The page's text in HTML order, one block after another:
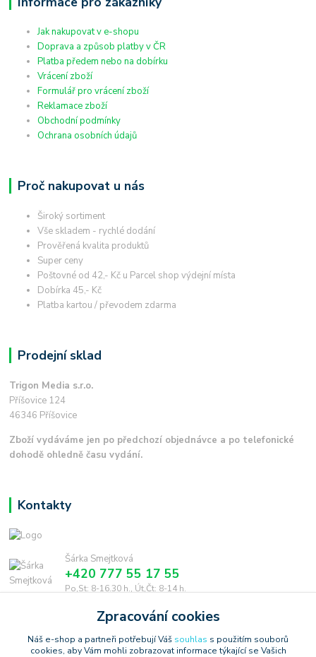
Jak nakupovat v e-shopu
Doprava a způsob platby v ČR
Platba předem nebo na dobírku
Vrácení zboží
Formulář pro vrácení zboží
Reklamace zboží
Obchodní podmínky
Ochrana osobních údajů
Proč nakupovat u nás
Široký sortiment
Vše skladem - rychlé dodání
Prověřená kvalita produktů
Super ceny
Poštovné od 42,- Kč u Parcel shop výdejní místa
Dobírka 45,- Kč
Platba kartou / převodem zdarma
Prodejní sklad
Trigon Media s.r.o.
Příšovice 124
46346 Příšovice
Zboží vydáváme jen po předchozí objednávce a po telefonické
dohodě ohledně času vydání.
Kontakty
Šárka Smejtková
+420 777 55 17 55
Po,St: 8-16.30 h., Út,Čt: 8-14 h.
smejtkova@trigonmedia.czZpracování cookies
Náš e-shop a partneři potřebují Váš souhlas s použitím souborů
cookies, aby Vám mohli zobrazovat informace týkající se Vašich